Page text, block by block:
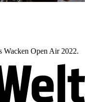
Wacken Open Air 2022.